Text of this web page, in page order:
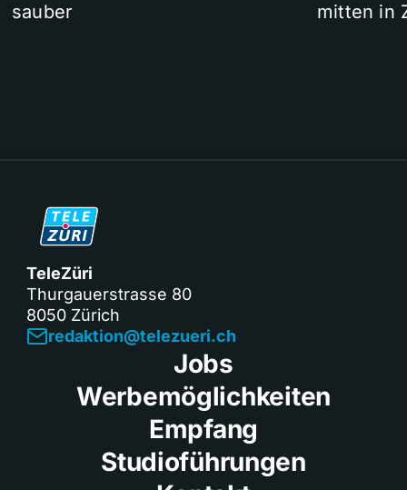
sauber
mitten in
TeleZüri
Thurgauerstrasse 80
8050 Zürich
redaktion@telezueri.ch
Jobs
Werbemöglichkeiten
Empfang
Studioführungen